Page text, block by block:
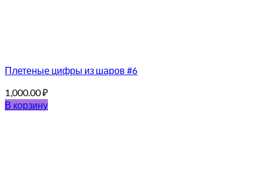
Плетеные цифры из шаров #6
1,000.00₽
В корзину